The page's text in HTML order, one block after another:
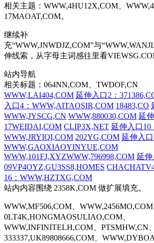
相关主题：WWW,4HU12X,COM、
17MAOAT,COM。
继续补
充“WWW,JNWDJZ,COM”与
伸线索，从字母主词感往里看
站内导航
相关标题：064NN,COM、TWDOF,CN
WWW,LAI404,COM 延伸入口2：
入口4：WWW,AITAOSIR,COM 18483,CO
WWW,JYSCG,CN WWW,880030,COM 延
17WEIDAI,COM CLIP3X,NET 延伸入口10
WWW,JRYIQI,COM 202YG,COM 延伸入口
WWW,GAOXIAOYINYUE,COM
WWW,101FJ,XYZWWW,796998,COM 延伸
09VP4OYZ,GU3SS8,HOMES
16：WWW,HZTXG,COM
站内内容围绕 2358K,COM 做扩展填充。
WWW,MF506,COM、WWW,2456MO,COM
0LT4K,HONGMAOSULIAO,COM、
WWW,INFINITELH,COM、PTSMHW,CN、
333337,UK89808666,COM、